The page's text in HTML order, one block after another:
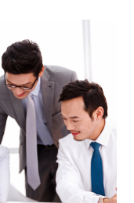
东大会议事规则》《累
《对外担保管理制度》
度》《内幕信息知情人
有可能对公司证券及其
法律法规及证券监管机
体，按规定的程序，以
管部门备案。通过内外
规意识，在公司及相关
公司行为，保障股东和
强投资者对公司的了
全体股东利益，特别是